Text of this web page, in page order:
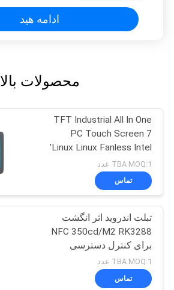
ادامه هید
محصولات بالا
TFT Industrial All In One
PC Touch Screen 7
'Linux Linux Fanless Intel
J1900 / Z8350
TBA MOQ:1 عدد
تماس
تبلت اندروید اثر انگشت
NFC 350cd/M2 RK3288
برای کنترل دسترسی
TBA MOQ:1 عدد
تماس